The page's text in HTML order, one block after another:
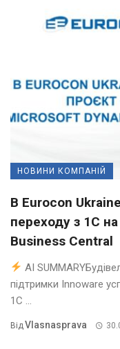
НОВИНИ КОМПАНІЙ
В Eurocon
переходу з 1С
Business Central
AI
підтримки Innoware
1С ...
Від Vlasnasprava